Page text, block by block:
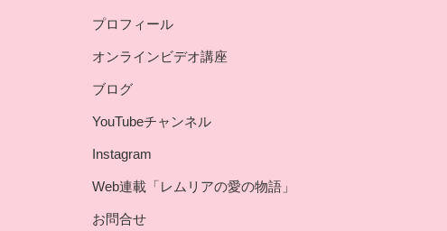
プロフィール
オンラインビデオ講座
ブログ
YouTubeチャンネル
Instagram
Web連載「レムリアの愛の物語」
お問合せ